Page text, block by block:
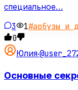
специальное…
3 1#арбузы и
0
Юлия·
Основные